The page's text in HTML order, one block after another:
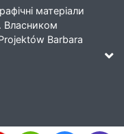
матеріали
Власником
Barbara